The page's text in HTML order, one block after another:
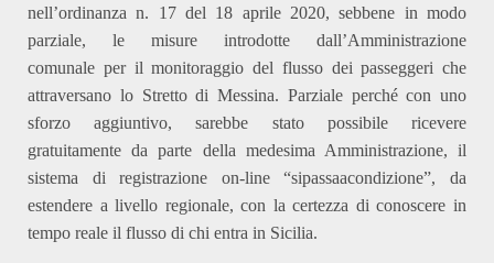
nell’ordinanza n. 17 del 18 aprile 2020,sebbene in modo
parziale, le misure introdotte dall’Amministrazione
comunale per il monitoraggio del flusso dei passeggeri che
attraversano lo Stretto di Messina. Parziale perché con uno
sforzo aggiuntivo, sarebbe stato possibile ricevere
gratuitamente da parte della medesima Amministrazione, il
sistema di registrazione on-line “sipassaacondizione”, da
estendere a livello regionale, con la certezza di conoscere in
tempo reale il flusso di chi entra in Sicilia.